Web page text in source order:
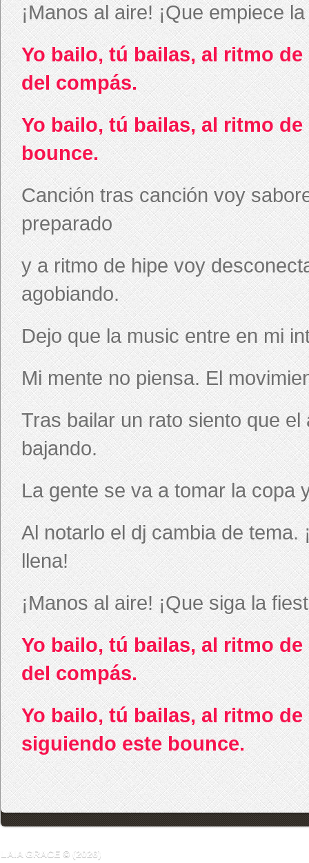
¡Manos al aire! ¡Que empiece
Yo bailo, tú bailas, al ritmo
del compás.
Yo bailo, tú bailas, al ritmo
bounce.
Canción tras canción voy
preparado
y a ritmo de hipe voy
agobiando.
Dejo que la music entre en mi
Mi mente no piensa. El
Tras bailar un rato siento que
bajando.
La gente se va a tomar la copa
Al notarlo el dj cambia de tema.
llena!
¡Manos al aire! ¡Que siga la
Yo bailo, tú bailas, al ritmo
del compás.
Yo bailo, tú bailas, al ritmo
siguiendo este bounce.
LAIA GRACE © (2026)